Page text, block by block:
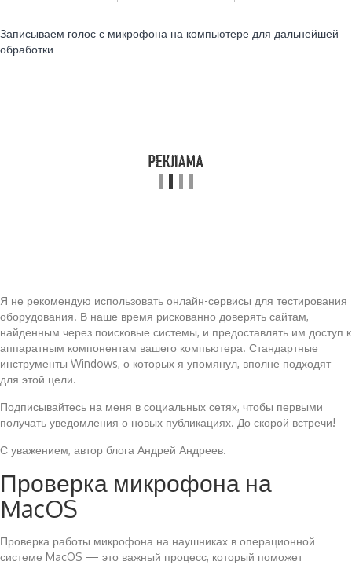
Записываем голос с микрофона на компьютере для дальнейшей
обработки
Я не рекомендую использовать онлайн-сервисы для тестирования
оборудования. В наше время рискованно доверять сайтам,
найденным через поисковые системы, и предоставлять им доступ к
аппаратным компонентам вашего компьютера. Стандартные
инструменты Windows, о которых я упомянул, вполне подходят
для этой цели.
Подписывайтесь на меня в социальных сетях, чтобы первыми
получать уведомления о новых публикациях. До скорой встречи!
С уважением, автор блога Андрей Андреев.
Проверка микрофона на
MacOS
Проверка работы микрофона на наушниках в операционной
системе MacOS — это важный процесс, который поможет